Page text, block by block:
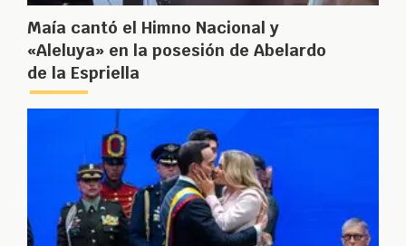
Maía cantó el Himno Nacional y
«Aleluya» en la posesión de Abelardo
de la Espriella